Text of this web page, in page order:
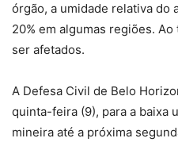
órgão, a umidade relativa do
20% em algumas regiões.
ser afetados.
A Defesa Civil de Belo
quinta-feira (9), para a baixa
mineira até a próxima